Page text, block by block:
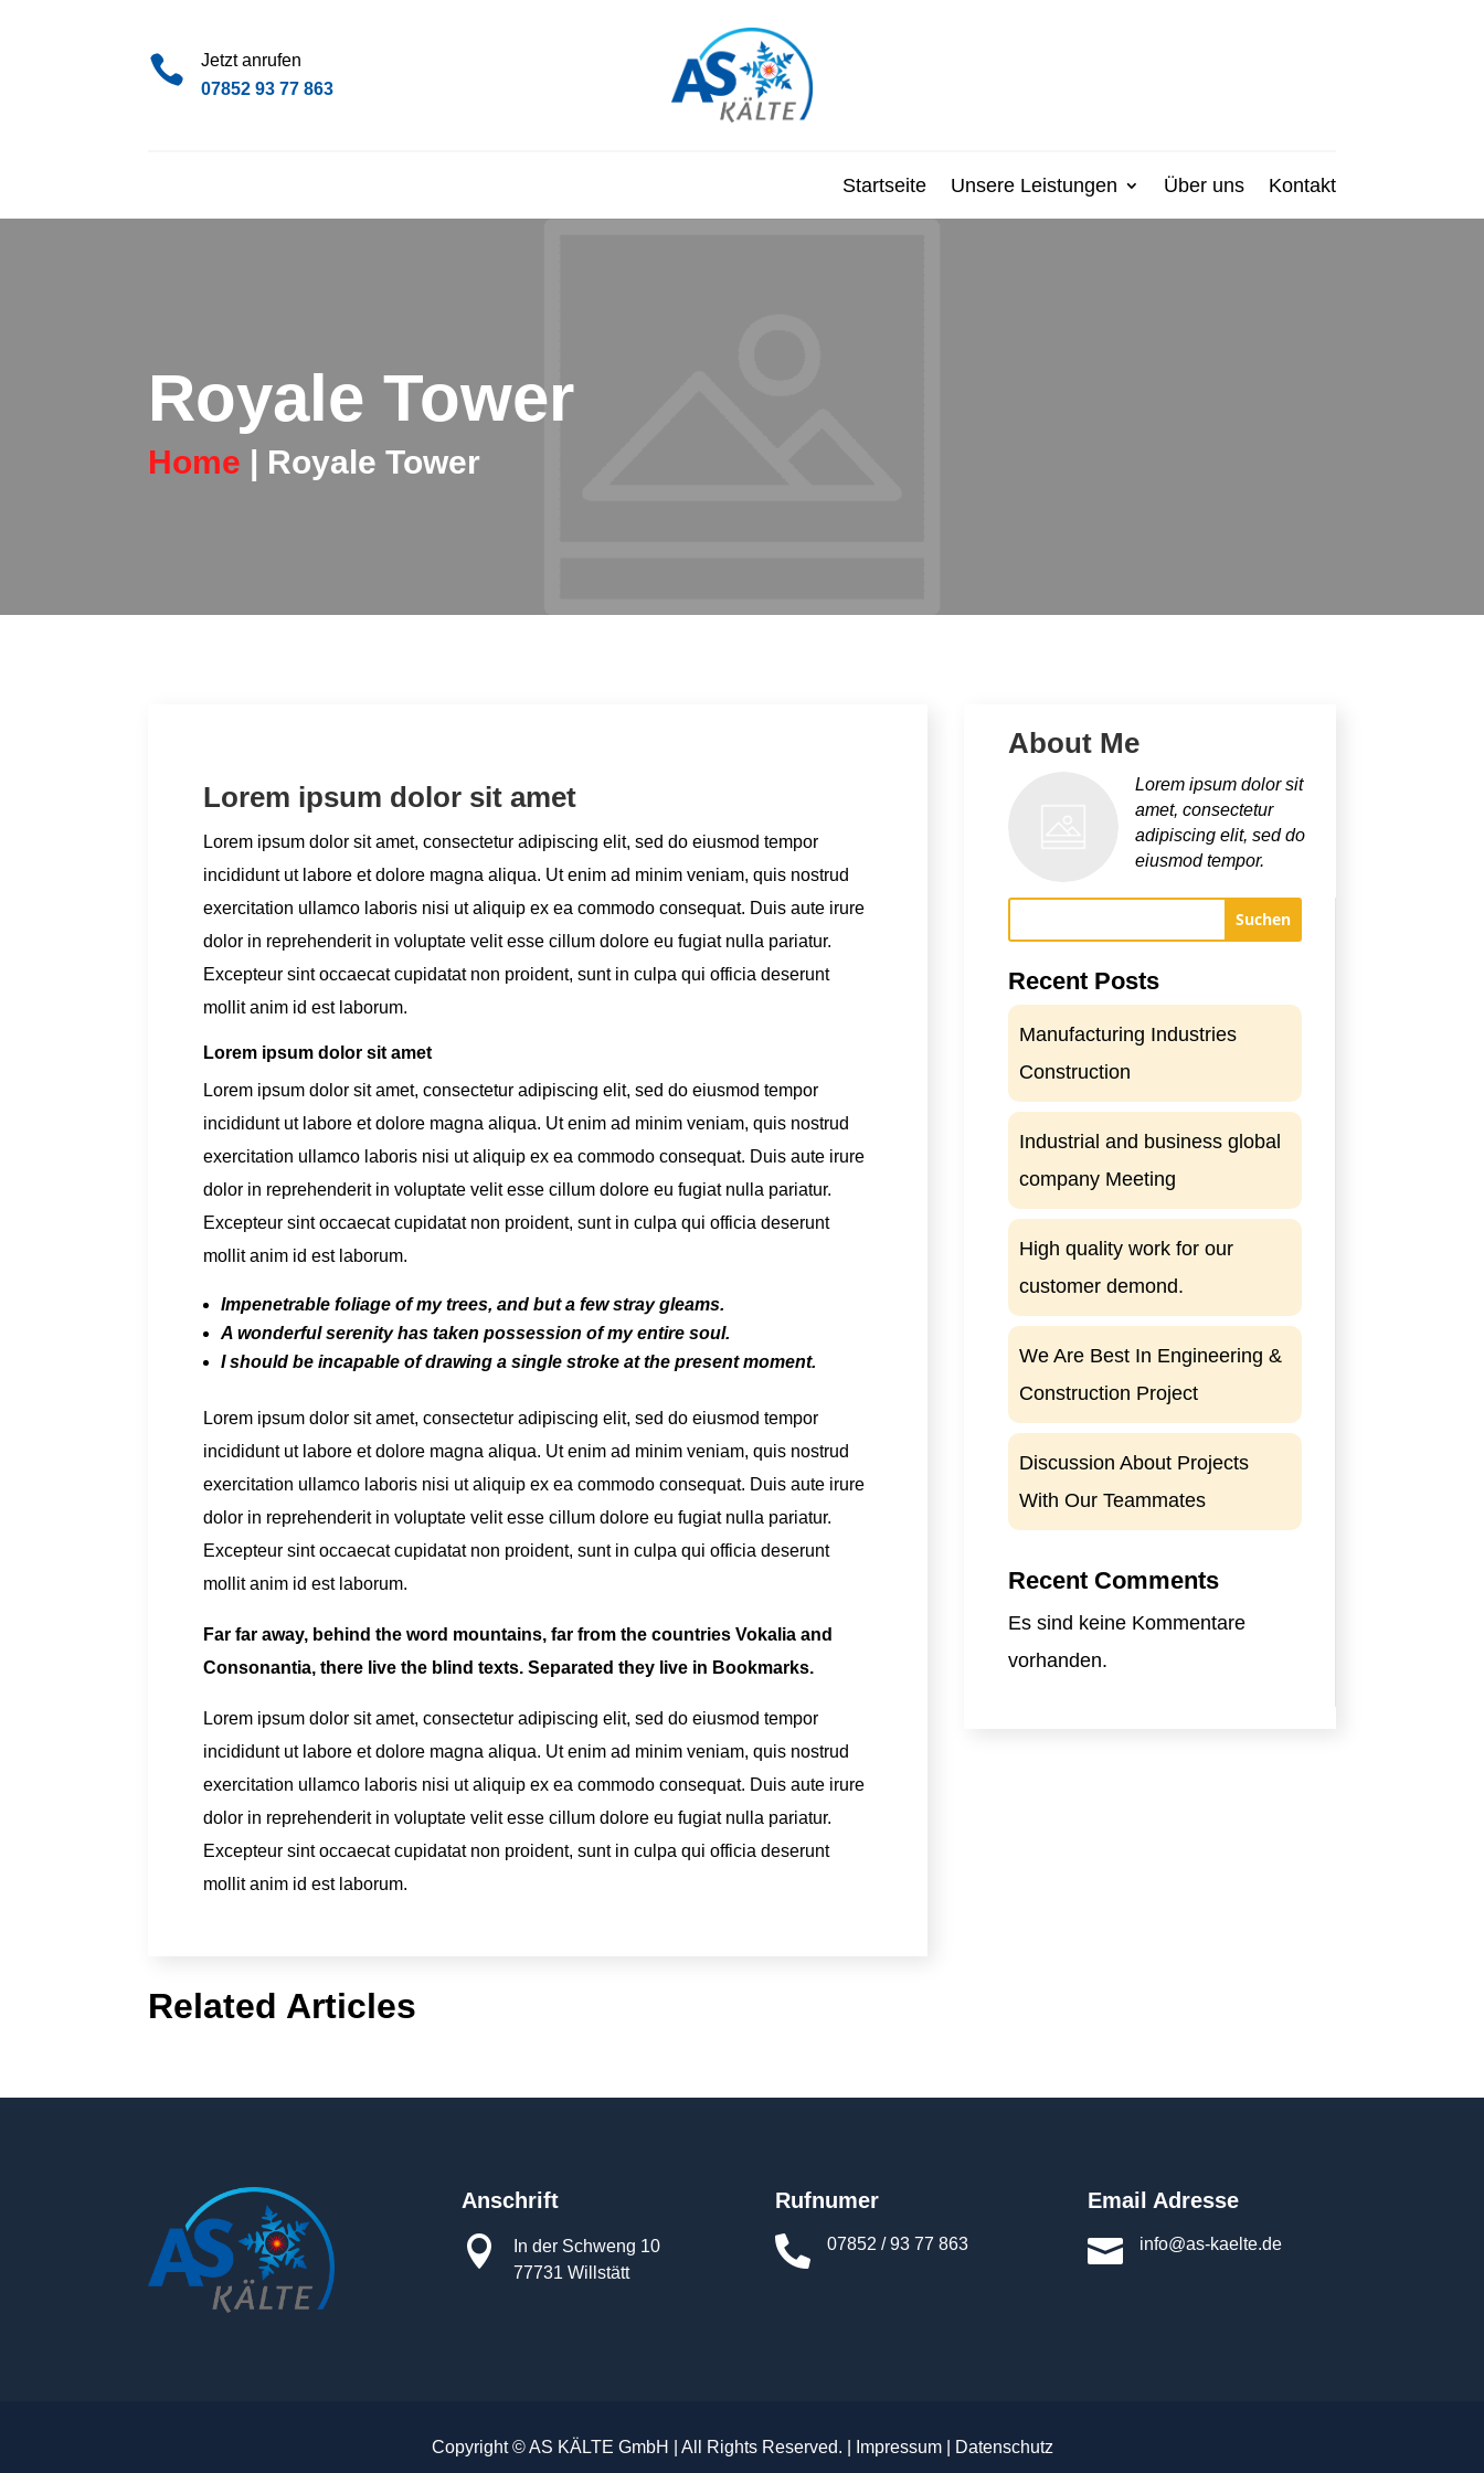

Jetzt anrufen
07852 93 77 863
Startseite Unsere Leistungen Über uns Kontakt
Royale Tower
Home | Royale Tower
Lorem ipsum dolor sit amet
Lorem ipsum dolor sit amet, consectetur adipiscing elit, sed do eiusmod tempor
incididunt ut labore et dolore magna aliqua. Ut enim ad minim veniam, quis nostrud
exercitation ullamco laboris nisi ut aliquip ex ea commodo consequat. Duis aute irure
dolor in reprehenderit in voluptate velit esse cillum dolore eu fugiat nulla pariatur.
Excepteur sint occaecat cupidatat non proident, sunt in culpa qui officia deserunt
mollit anim id est laborum.
Lorem ipsum dolor sit amet
Lorem ipsum dolor sit amet, consectetur adipiscing elit, sed do eiusmod tempor
incididunt ut labore et dolore magna aliqua. Ut enim ad minim veniam, quis nostrud
exercitation ullamco laboris nisi ut aliquip ex ea commodo consequat. Duis aute irure
dolor in reprehenderit in voluptate velit esse cillum dolore eu fugiat nulla pariatur.
Excepteur sint occaecat cupidatat non proident, sunt in culpa qui officia deserunt
mollit anim id est laborum.
Impenetrable foliage of my trees, and but a few stray gleams.
A wonderful serenityhas taken possession of my entire soul.
I should be incapable of drawing a single stroke at the present moment.
Lorem ipsum dolor sit amet, consectetur adipiscing elit, sed do eiusmod tempor
incididunt ut labore et dolore magna aliqua. Ut enim ad minim veniam, quis nostrud
exercitation ullamco laboris nisi ut aliquip ex ea commodo consequat. Duis aute irure
dolor in reprehenderit in voluptate velit esse cillum dolore eu fugiat nulla pariatur.
Excepteur sint occaecat cupidatat non proident, sunt in culpa qui officia deserunt
mollit anim id est laborum.
Far far away, behind the word mountains, far from the countries Vokalia and
Consonantia, there live the blind texts. Separated they live in Bookmarks.
Lorem ipsum dolor sit amet, consectetur adipiscing elit, sed do eiusmod tempor
incididunt ut labore et dolore magna aliqua. Ut enim ad minim veniam, quis nostrud
exercitation ullamco laboris nisi ut aliquip ex ea commodo consequat. Duis aute irure
dolor in reprehenderit in voluptate velit esse cillum dolore eu fugiat nulla pariatur.
Excepteur sint occaecat cupidatat non proident, sunt in culpa qui officia deserunt
mollit anim id est laborum.
About Me
Lorem ipsum dolor sit
amet, consectetur
adipiscing elit, sed do
eiusmod tempor.
Suchen
Recent Posts
Manufacturing Industries
Construction
Industrial and business global
company Meeting
High quality work for our
customer demond.
We Are Best In Engineering &
Construction Project
Discussion About Projects
With Our Teammates
Recent Comments
Es sind keine Kommentare
vorhanden.
Related Articles
Anschrift

In der Schweng 10
77731 Willstätt
Rufnumer
 07852 / 93 77 863
Email Adresse
 info@as-kaelte.de
Copyright © AS KÄLTE GmbH | All Rights Reserved. | Impressum|
Datenschutz